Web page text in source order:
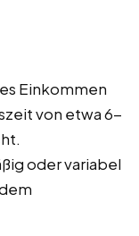
Einkommen
von etwa 6-
oder variabel